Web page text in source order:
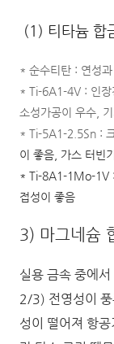
(1) 티타늄 합
* 순수티탄 : 연성
* Ti-6A1-4V : 인장
소성가공이 우수,
* Ti-5A1-2.5Sn :
이 좋음, 가스 터빈
* Ti-8A1-1Mo-1V :
접성이 좋음
3) 마그네슘
실용 금속 중에
2/3) 전영성이
성이 떨어져 항